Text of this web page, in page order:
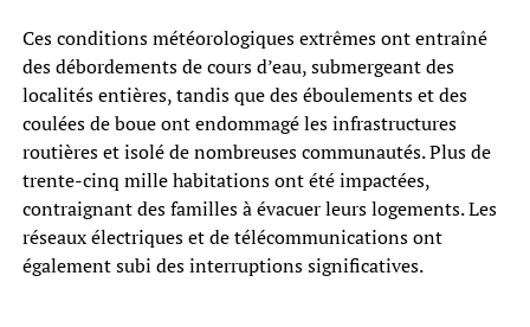
Ces conditions météorologiques extrêmes ont entraîné
des débordements de cours d’eau, submergeant des
localités entières, tandis que des éboulements et des
coulées de boue ont endommagé les infrastructures
routières et isolé de nombreuses communautés. Plus de
trente-cinq mille habitations ont été impactées,
contraignant des familles à évacuer leurs logements. Les
réseaux électriques et de télécommunications ont
également subi des interruptions significatives.